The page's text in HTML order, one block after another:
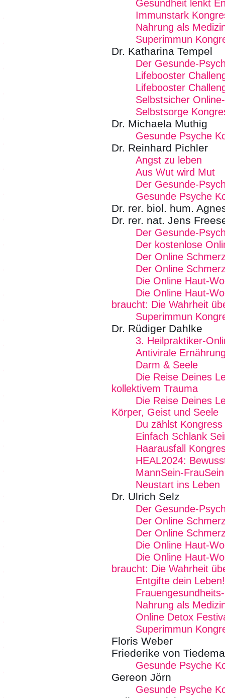
Gesundheit lenkt
Immunstark
Nahrung als
Superimmun
Dr. Katharina Tempel
Der Gesunde-
Lifebooster
Lifebooster
Selbstsicher
Selbstsorge
Dr. Michaela Muthig
Gesunde Psyche
Dr. Reinhard Pichler
Angst zu leben
Aus Wut wird Mut
Der Gesunde-
Gesunde Psyche
Dr. rer. biol. hum.
Dr. rer. nat. Jens
Der Gesunde-
Der kostenlose
Der Online
Der Online
Die Online Haut-
Die Online Haut-
braucht: Die Wahrheit
Superimmun
Dr. Rüdiger Dahlke
3. Heilpraktiker-
Antivirale
Darm & Seele
Die Reise Deines
kollektivem Trauma
Die Reise Deines
Körper, Geist und Seele
Du zählst Kongress
Einfach Schlank
Haarausfall
HEAL2024:
MannSein-
Neustart ins Leben
Dr. Ulrich Selz
Der Gesunde-
Der Online
Der Online
Die Online Haut-
Die Online Haut-
braucht: Die Wahrheit
Entgifte dein Leben!
Nahrung als
Online Detox
Superimmun
Floris Weber
Friederike von
Gesunde Psyche
Gereon Jörn
Gesunde Psyche